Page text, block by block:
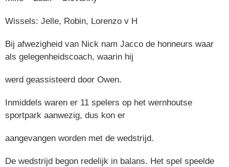
Wissels: Jelle, Robin, Lorenzo v H
Bij afwezigheid van Nick nam Jacco de honneurs waar
als gelegenheidscoach, waarin hij
werd geassisteerd door Owen.
Inmiddels waren er 11 spelers op het wernhoutse
sportpark aanwezig, dus kon er
aangevangen worden met de wedstrijd.
De wedstrijd begon redelijk in balans. Het spel speelde